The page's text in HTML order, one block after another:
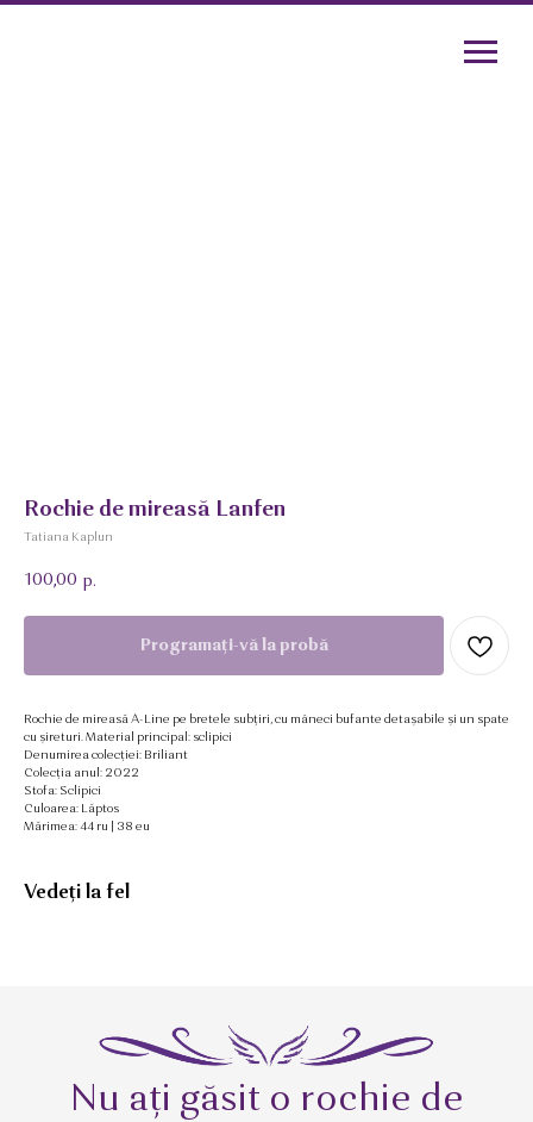
Rochie de mireasă Lanfen
Tatiana Kaplun
100,00 р.
Programați-vă la probă
Rochie de mireasă A-Line pe bretele subțiri, cu mâneci bufante detașabile și un spate
cu șireturi. Material principal: sclipici
Denumirea colecției: Briliant
Colecția anul: 2022
Stofa: Sclipici
Culoarea: Lăptos
Mărimea: 44 ru | 38 eu
Vedeți la fel
Nu ați găsit o rochie de